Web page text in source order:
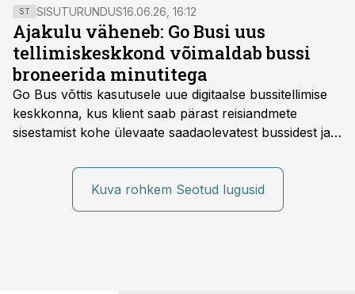
ST SISUTURUNDUS16.06.26, 16:12
Ajakulu väheneb: Go Busi uus
tellimiskeskkond võimaldab bussi
broneerida minutitega
Go Bus võttis kasutusele uue digitaalse bussitellimise
keskkonna, kus klient saab pärast reisiandmete
sisestamist kohe ülevaate saadaolevatest bussidest ja
kiiresti edasi liikuda hinnapakkumist ootamata.
Kuva rohkem Seotud lugusid